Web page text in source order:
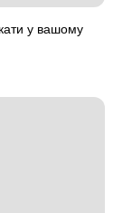
у вашому